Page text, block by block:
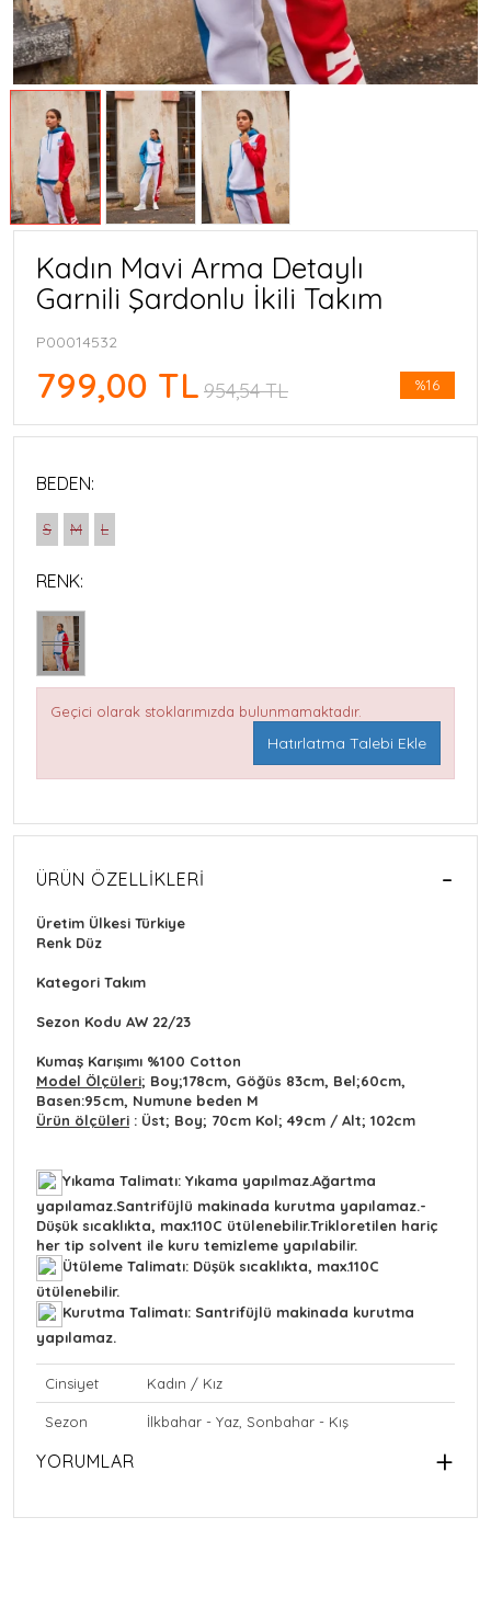
Kadın Mavi Arma Detaylı
Garnili Şardonlu İkili Takım
P00014532
%16
799,00 TL 954,54 TL
BEDEN:
S M L
RENK:
Geçici olarak stoklarımızda bulunmamaktadır.
Hatırlatma Talebi Ekle
ÜRÜN ÖZELLIKLERI
Üretim Ülkesi Türkiye
Renk Düz
Kategori Takım
Sezon Kodu AW 22/23
Kumaş Karışımı %100 Cotton
Model Ölçüleri; Boy;178cm, Göğüs 83cm, Bel;60cm,
Basen:95cm, Numune beden M
Ürün ölçüleri : Üst; Boy; 70cm Kol; 49cm / Alt; 102cm
Yıkama Talimatı: Yıkama yapılmaz.Ağartma
yapılamaz.Santrifüjlü makinada kurutma yapılamaz.-
Düşük sıcaklıkta, max.110C ütülenebilir.Trikloretilen hariç
her tip solvent ile kuru temizleme yapılabilir.
Ütüleme Talimatı: Düşük sıcaklıkta, max.110C
ütülenebilir.
Kurutma Talimatı: Santrifüjlü makinada kurutma
yapılamaz.
Cinsiyet Kadın / Kız
Sezon İlkbahar - Yaz, Sonbahar - Kış
YORUMLAR